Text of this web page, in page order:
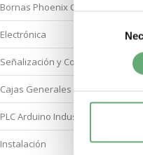
Selección
consentimiento
Bornas Phoenix Contact
Electrónica
Señalización y Control Orbis
Cajas Generales Proteccion
PLC Arduino Industrial
Instalación